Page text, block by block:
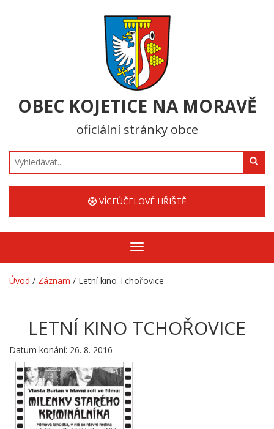
OBEC KOJETICE NA MORAVĚ
oficiální stránky obce
Hledat
VÍCEÚČELOVÉ HŘIŠTĚ
Zobrazit/skrýt
navigaci
Úvod / Záznam / Letní kino Tchořovice
LETNÍ KINO TCHOŘOVICE
Datum konání: 26. 8. 2016